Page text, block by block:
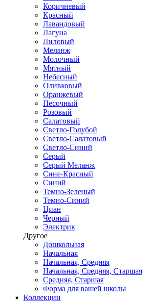
Коричневый
Красный
Лавандовый
Лагуна
Лиловый
Меланж
Молочный
Мятный
Небесный
Оливковый
Оранжевый
Песочный
Розовый
Салатовый
Светло-Голубой
Светло-Салатовый
Светло-Синий
Серый
Серый Меланж
Сине-Красный
Синий
Темно-Зеленый
Темно-Синий
Циан
Черный
Электрик
Другое
Дошкольная
Начальная
Начальная, Средняя
Начальная, Средняя, Старшая
Средняя, Старшая
Форма для вашей школы
Коллекции